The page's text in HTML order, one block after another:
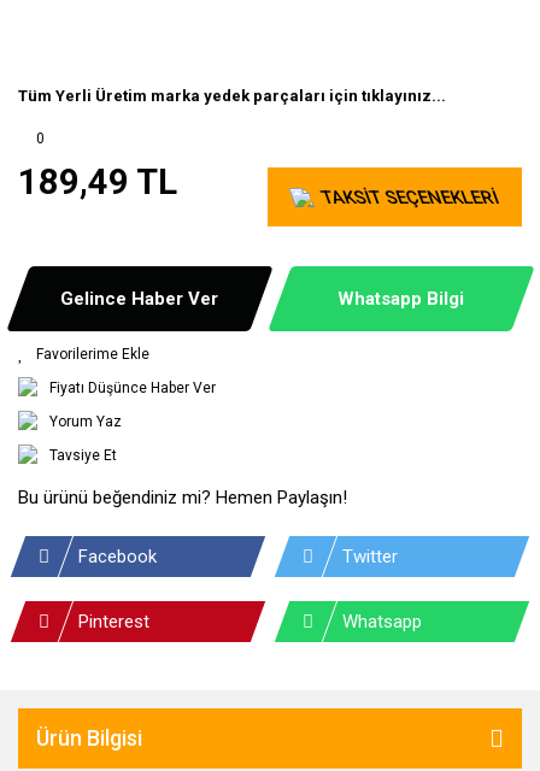
Tüm Yerli Üretim marka yedek parçaları için tıklayınız...
0
189,49 TL TAKSİT SEÇENEKLERİ
Gelince Haber Ver Whatsapp Bilgi
Fiyatı Düşünce Haber Ver
Yorum Yaz
Tavsiye Et
Bu ürünü beğendiniz mi? Hemen Paylaşın!
Facebook Twitter
Pinterest Whatsapp
Ürün Bilgisi